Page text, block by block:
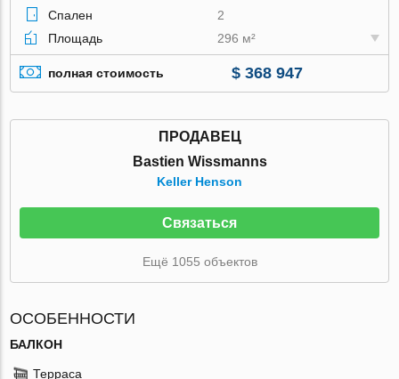
Спален
2
Площадь
296 м²
полная стоимость $ 368 947
ПРОДАВЕЦ
Bastien Wissmanns
Keller Henson
Связаться
Ещё 1055 объектов
ОСОБЕННОСТИ
БАЛКОН
Терраса